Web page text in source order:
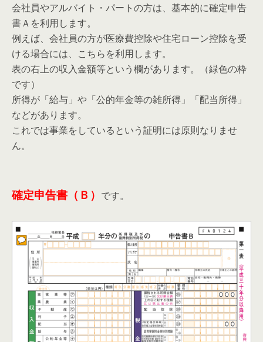
会社員やアルバイト・パートの方は、基本的に確定申告
書Ａを利用します。
例えば、会社員の方が医療費控除や住宅ローン控除を受
ける場合には、こちらを利用します。
表の右上の収入金額等という欄があります。（緑色の枠
です）
所得が「給与」や「公的年金等の雑所得」「配当所得」
などがあります。
これでは事業をしているという証明には原則なりませ
ん。
確定申告書（Ｂ） です。